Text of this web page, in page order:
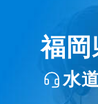
福岡
水